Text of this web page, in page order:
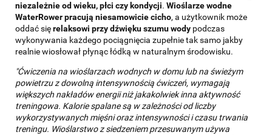
niezależnie od wieku, płci czy kondycji. Wioślarze wodne
WaterRower pracują niesamowicie cicho, a użytkownik może
oddać sięrelaksowi przy dźwięku szumu wody podczas
wykonywania każdego pociągnięcia zupełnie tak samo jakby
realnie wiosłował płynąc łódką w naturalnym środowisku.
"Ćwiczenia na wioślarzach wodnych w domu lub na świeżym
powietrzu z dowolną intensywnością ćwiczeń, wymagają
większych nakładów energii niż jakakolwiek inna aktywność
treningowa. Kalorie spalane są w zależności od liczby
wykorzystywanych mięśni oraz intensywności i czasu trwania
treningu. Wioślarstwo z siedzeniem przesuwanym używa